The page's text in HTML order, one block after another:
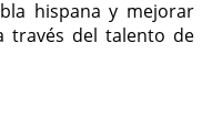
hispana y mejorar
través del talento de